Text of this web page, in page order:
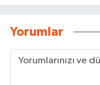
Yorumlar